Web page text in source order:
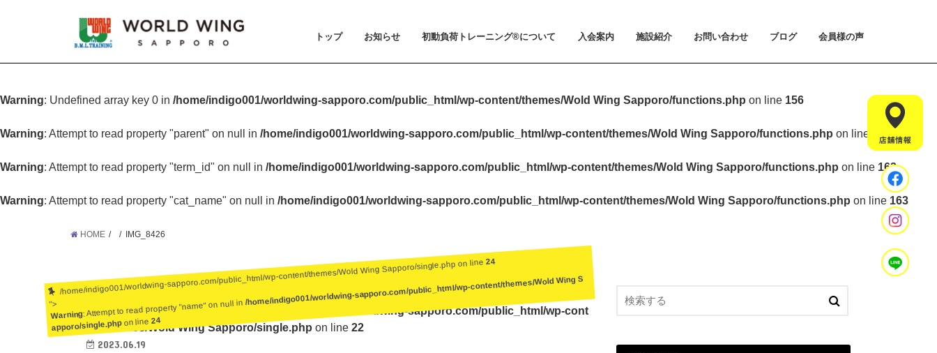
トップ お知らせ
お知らせ
メディア掲載
初動負荷トレーニング®について
初動負荷トレーニング®とは
小山 裕史博士のご紹介
BeMoLo®シューズについて
入会案内
入会案内
料金とお支払い方法について
体験会とトライアルプランについて
ビジター利用のご案内
会員規約
施設紹介
施設紹介
設置マシンのご紹介
アクセス
スタッフ紹介
お問い合わせ
お問い合わせ
入会手続きのご予約
体験会のご予約
見学・相談のご予約
よくあるご質問
ブログ 会員様の声
Warning: Undefined array key 0 in /home/indigo001/worldwing-sapporo.com/public_html/wp-content/themes/Wold Wing Sapporo/functions.php on line 156
Warning: Attempt to read property "parent" on null in /home/indigo001/worldwing-sapporo.com/public_html/wp-content/themes/Wold Wing Sapporo/functions.php on line 157
Warning: Attempt to read property "term_id" on null in /home/indigo001/worldwing-sapporo.com/public_html/wp-content/themes/Wold Wing Sapporo/functions.php on line 163
Warning: Attempt to read property "cat_name" on null in /home/indigo001/worldwing-sapporo.com/public_html/wp-content/themes/Wold Wing Sapporo/functions.php on line 163
HOME IMG_8426
Warning: Undefined array key 0 in
/home/indigo001/worldwing-sapporo.com/public_html/wp-cont
ent/themes/Wold Wing Sapporo/single.php on line 22
/home/indigo001/worldwing-sapporo.com/public_html/wp-content/themes/Wold Wing Sapporo/single.php on line24
">
Warning: Attempt to read property "name" on null in
/home/indigo001/worldwing-sapporo.com/public_html/wp-content/themes/Wold Wing S
apporo/single.phpon line24
2023.06.19